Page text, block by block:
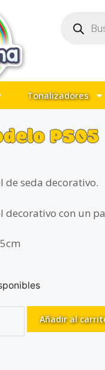
Tonalizadores
PS05
de seda decorativo.
decorativo con un
Añadir al